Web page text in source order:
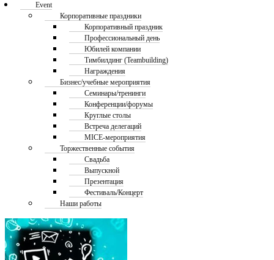
Event
Корпоративные праздники
Корпоративный праздник
Профессиональный день
Юбилей компании
Тимбилдинг (Teambuilding)
Награждения
Бизнес/учебные мероприятия
Семинары/тренинги
Конференции/форумы
Круглые столы
Встреча делегаций
MICE-мероприятия
Торжественные события
Свадьба
Выпускной
Презентация
Фестиваль/Концерт
Наши работы